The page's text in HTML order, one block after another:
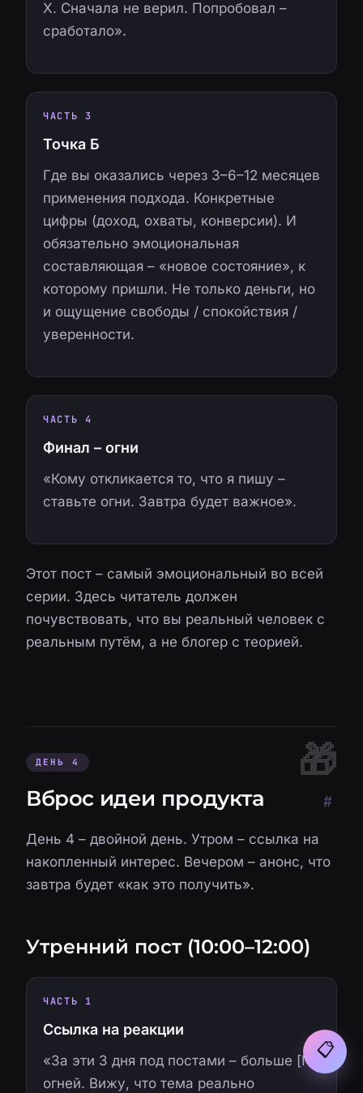
X. Сначала не верил. Попробовал –
сработало».
ЧАСТЬ 3
Точка Б
Где вы оказались через 3–6–12 месяцев
применения подхода. Конкретные
цифры (доход, охваты, конверсии). И
обязательно эмоциональная
составляющая – «новое состояние», к
которому пришли. Не только деньги, но
и ощущение свободы / спокойствия /
уверенности.
ЧАСТЬ 4
Финал – огни
«Кому откликается то, что я пишу –
ставьте огни. Завтра будет важное».
Этот пост – самый эмоциональный во всей
серии. Здесь читатель должен
почувствовать, что вы реальный человек с
реальным путём, а не блогер с теорией.
#
ДЕНЬ 4
Вброс идеи продукта
День 4 – двойной день. Утром – ссылка на
накопленный интерес. Вечером – анонс, что
завтра будет «как это получить».
Утренний пост (10:00–12:00)
ЧАСТЬ 1
Ссылка на реакции
«За эти 3 дня под постами – больше [N]
огней. Вижу, что тема реально
📋